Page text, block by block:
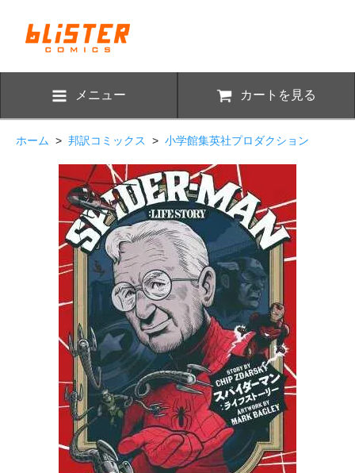
メニュー カートを見る
ホーム > 邦訳コミックス > 小学館集英社プロダクション